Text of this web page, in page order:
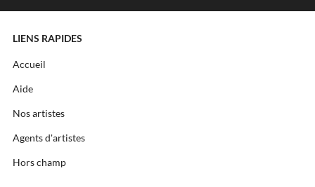
LIENS RAPIDES
Accueil
Aide
Nos artistes
Agents d'artistes
Hors champ